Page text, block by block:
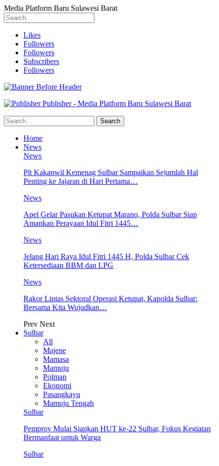
Media Platform Baru Sulawesi Barat
Likes
Followers
Followers
Subscribers
Followers
Publisher - Media Platform Baru Sulawesi Barat
Home
News
News
Plt Kakanwil Kemenag Sulbar Sampaikan Sejumlah Hal
Penting ke Jajaran di Hari Pertama…
News
Apel Gelar Pasukan Ketupat Marano, Polda Sulbar Siap
Amankan Perayaan Idul Fitri 1445…
News
Jelang Hari Raya Idul Fitri 1445 H, Polda Sulbar Cek
Ketersediaan BBM dan LPG
News
Rakor Lintas Sektoral Operasi Ketupat, Kapolda Sulbar:
Bersama Kita Wujudkan…
Prev Next
Sulbar
All
Majene
Mamasa
Mamuju
Polman
Ekonomi
Pasangkayu
Mamuju Tengah
Sulbar
Pemprov Mulai Siapkan HUT ke-22 Sulbar, Fokus Kegiatan
Bermanfaat untuk Warga
Sulbar